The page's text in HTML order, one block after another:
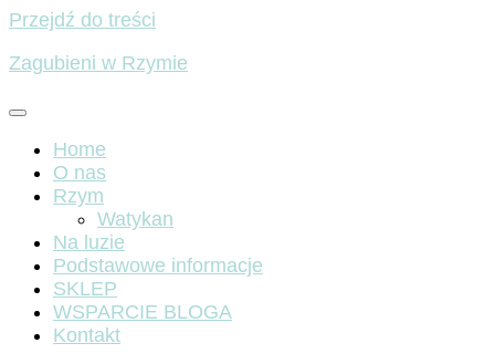
Przejdź do treści
Zagubieni w Rzymie
Home
O nas
Rzym
Watykan
Na luzie
Podstawowe informacje
SKLEP
WSPARCIE BLOGA
Kontakt